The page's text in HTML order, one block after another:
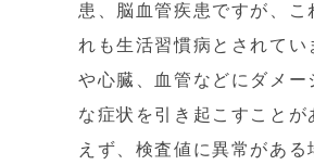
患、脳血管疾患ですが、
れも生活習慣病とされて
や心臓、血管などにダメ
な症状を引き起こすこと
えず、検査値に異常があ